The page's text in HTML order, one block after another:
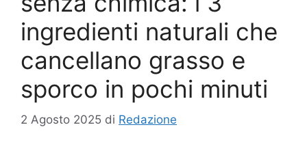
ingredienti naturali che
cancellano grasso e
sporco in pochi minuti
2 Agosto 2025 di Redazione